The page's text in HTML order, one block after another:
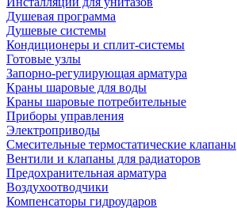
Душевая программа
Душевые системы
Кондиционеры и сплит-системы
Готовые узлы
Запорно-регулирующая арматура
Краны шаровые для воды
Краны шаровые потребительные
Приборы управления
Электроприводы
Смесительные термостатические клапаны
Вентили и клапаны для радиаторов
Предохранительная арматура
Воздухоотводчики
Компенсаторы гидроударов